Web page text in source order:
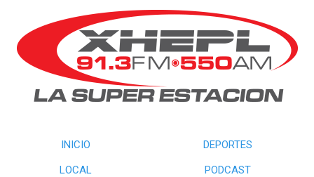
INICIO
DEPORTES
LOCAL
PODCAST